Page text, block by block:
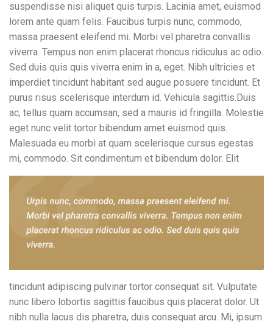
suspendisse nisi aliquet quis turpis. Lacinia amet, euismod
lorem ante quam felis. Faucibus turpis nunc, commodo,
massa praesent eleifend mi. Morbi vel pharetra convallis
viverra. Tempus non enim placerat rhoncus ridiculus ac odio.
Sed duis quis quis viverra enim in a, eget. Nibh ultricies et
imperdiet tincidunt habitant sed augue posuere tincidunt. Et
purus risus scelerisque interdum id. Vehicula sagittis.Duis
ac, tellus quam accumsan, sed a mauris id fringilla. Molestie
eget nunc velit tortor bibendum amet euismod quis.
Malesuada eu morbi at quam scelerisque cursus egestas
mi, commodo. Sit condimentum et bibendum dolor. Elit
tincidunt adipiscing pulvinar tortor consequat sit. Vulputate
nunc libero lobortis sagittis faucibus quis placerat dolor. Ut
nibh nulla lacus dis pharetra, duis consequat arcu. Mi, ipsum